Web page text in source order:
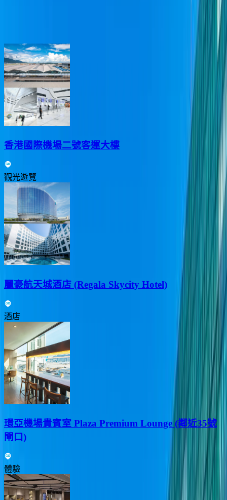
香港國際機場二號客運大樓
觀光遊覽
麗豪航天城酒店 (Regala Skycity Hotel)
酒店
環亞機場貴賓室 Plaza Premium Lounge (鄰近35號
閘口)
體驗